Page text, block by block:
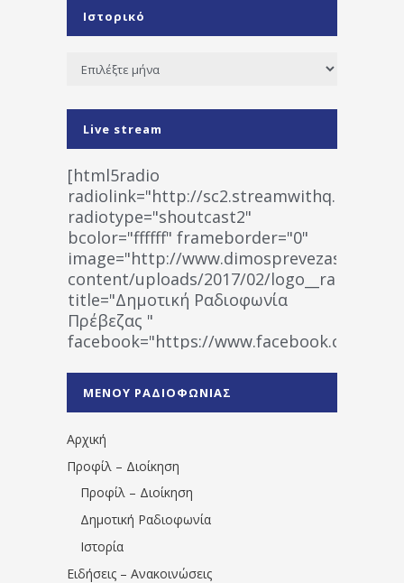
Ιστορικό
Ιστορικό
Live stream
[html5radio
radiolink="http://
radiotype="shoutcast2"
bcolor="ffffff" frameborder="0"
image="http://www.dimosprevezas.gr/wp-
content/uploads/2017/02/
title="Δημοτική Ραδιοφωνία
Πρέβεζας "
facebook="https://www.facebook.com/
1531194763766854/" artist="" ]
ΜΕΝΟΥ ΡΑΔΙΟΦΩΝΙΑΣ
Αρχική
Προφίλ – Διοίκηση
Προφίλ – Διοίκηση
Δημοτική Ραδιοφωνία
Ιστορία
Ειδήσεις – Ανακοινώσεις